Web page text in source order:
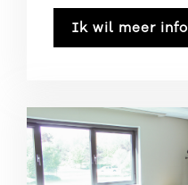
Ik wil meer info